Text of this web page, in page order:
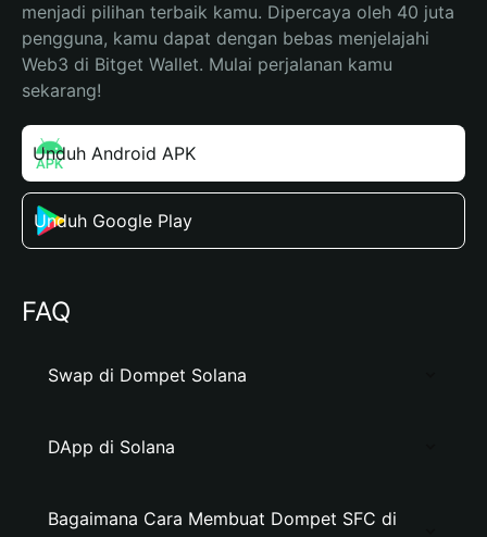
menjadi pilihan terbaik kamu. Dipercaya oleh 40 juta
pengguna, kamu dapat dengan bebas menjelajahi
Web3 di Bitget Wallet. Mulai perjalanan kamu
sekarang!
Unduh Android APK
Unduh Google Play
FAQ
Swap di Dompet Solana
DApp di Solana
Bagaimana Cara Membuat Dompet SFC di